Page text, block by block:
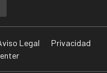
Legal
Privacidad